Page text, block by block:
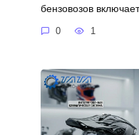
бензовозов включает
0 1